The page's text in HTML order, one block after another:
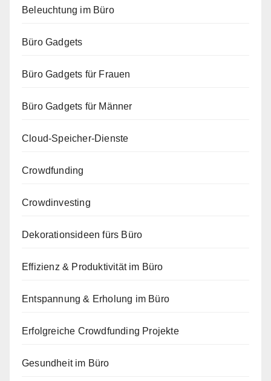
Beleuchtung im Büro
Büro Gadgets
Büro Gadgets für Frauen
Büro Gadgets für Männer
Cloud-Speicher-Dienste
Crowdfunding
Crowdinvesting
Dekorationsideen fürs Büro
Effizienz & Produktivität im Büro
Entspannung & Erholung im Büro
Erfolgreiche Crowdfunding Projekte
Gesundheit im Büro